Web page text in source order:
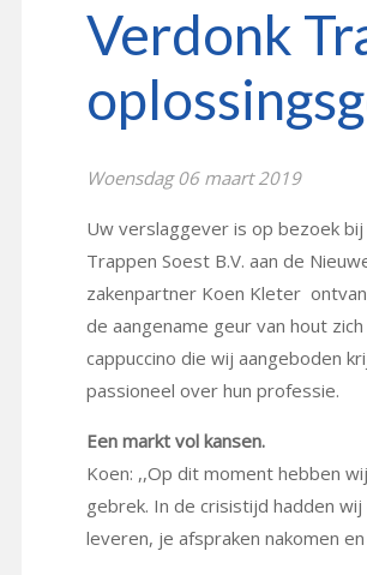
Verdonk
Woensdag 06 maart 2019
Uw verslaggever is op bezoek
Trappen Soest B.V. aan de
zakenpartner Koen Kleter
de aangename geur van hout
cappuccino die wij aangeboden
passioneel over hun professie.
Een markt vol kansen.
Koen: ,,Op dit moment hebben
gebrek. In de crisistijd hadden
leveren, je afspraken nakomen